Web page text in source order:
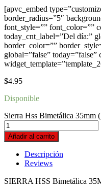
[apvc_embed
border_radius=”5″
font_style=”” font_color=””
today_cnt_label=”Del día:”
border_color=””
global=”false”
$4.95
Disponible
Sierra Hss Bimetálica 35mm
Añadir al carrito
Descripción
Reviews
SIERRA HSS Bimetálica